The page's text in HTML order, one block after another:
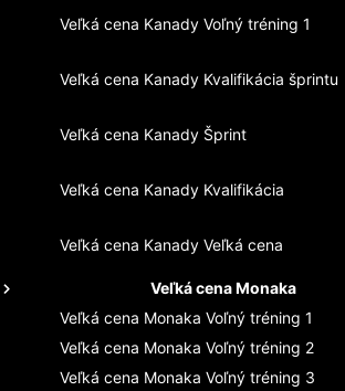
Veľká cena Kanady Voľný tréning 1
Veľká cena Kanady Kvalifikácia šprintu
Veľká cena Kanady Šprint
Veľká cena Kanady Kvalifikácia
Veľká cena Kanady Veľká cena
Veľká cena Monaka
Veľká cena Monaka Voľný tréning 1
Veľká cena Monaka Voľný tréning 2
Veľká cena Monaka Voľný tréning 3